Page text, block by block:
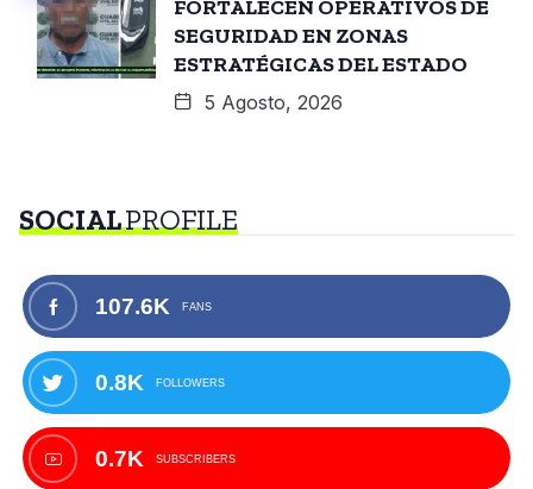
FORTALECEN OPERATIVOS DE
SEGURIDAD EN ZONAS
ESTRATÉGICAS DEL ESTADO
5 Agosto, 2026
SOCIALPROFILE
107.6K FANS
0.8K FOLLOWERS
0.7K SUBSCRIBERS